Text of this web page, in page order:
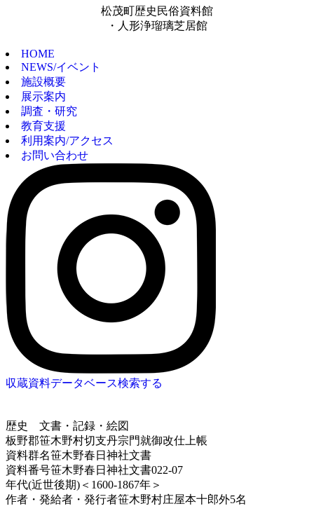
松茂町歴史民俗資料館
・人形浄瑠璃芝居館
HOME
NEWS/イベント
施設概要
展示案内
調査・研究
教育支援
利用案内/アクセス
お問い合わせ
収蔵資料データベース検索する
歴史
文書・記録・絵図
板野郡笹木野村切支丹宗門就御改仕上帳
資料群名笹木野春日神社文書
資料番号笹木野春日神社文書022-07
年代(近世後期)＜1600-1867年＞
作者・発給者・発行者笹木野村庄屋本十郎外5名